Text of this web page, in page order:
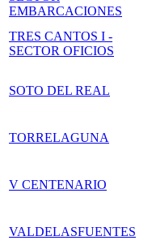
EMBARCACIONES
TRES CANTOS I -
SECTOR OFICIOS
SOTO DEL REAL
TORRELAGUNA
V CENTENARIO
VALDELASFUENTES